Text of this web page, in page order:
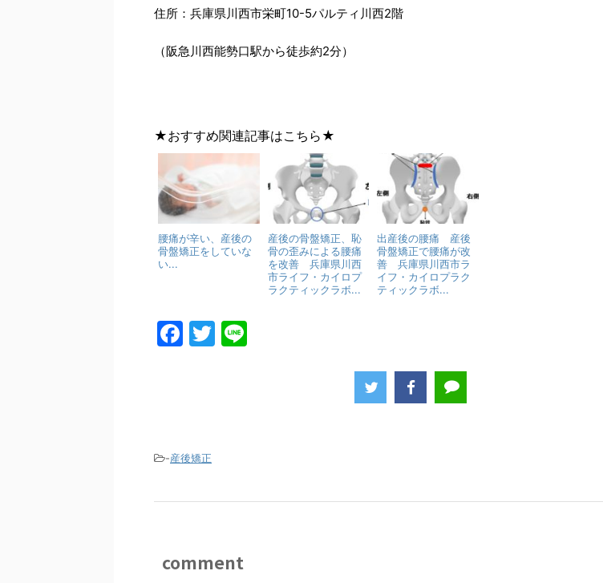
住所：兵庫県川西市栄町10-5パルティ川西2階
（阪急川西能勢口駅から徒歩約2分）
★おすすめ関連記事はこちら★
腰痛が辛い、産後の
骨盤矯正をしていな
い...
産後の骨盤矯正、恥
骨の歪みによる腰痛
を改善 兵庫県川西
市ライフ・カイロプ
ラクティックラボ...
出産後の腰痛 産後
骨盤矯正で腰痛が改
善 兵庫県川西市ラ
イフ・カイロプラク
ティックラボ...
F
o
k
T
-産後矯正
comment